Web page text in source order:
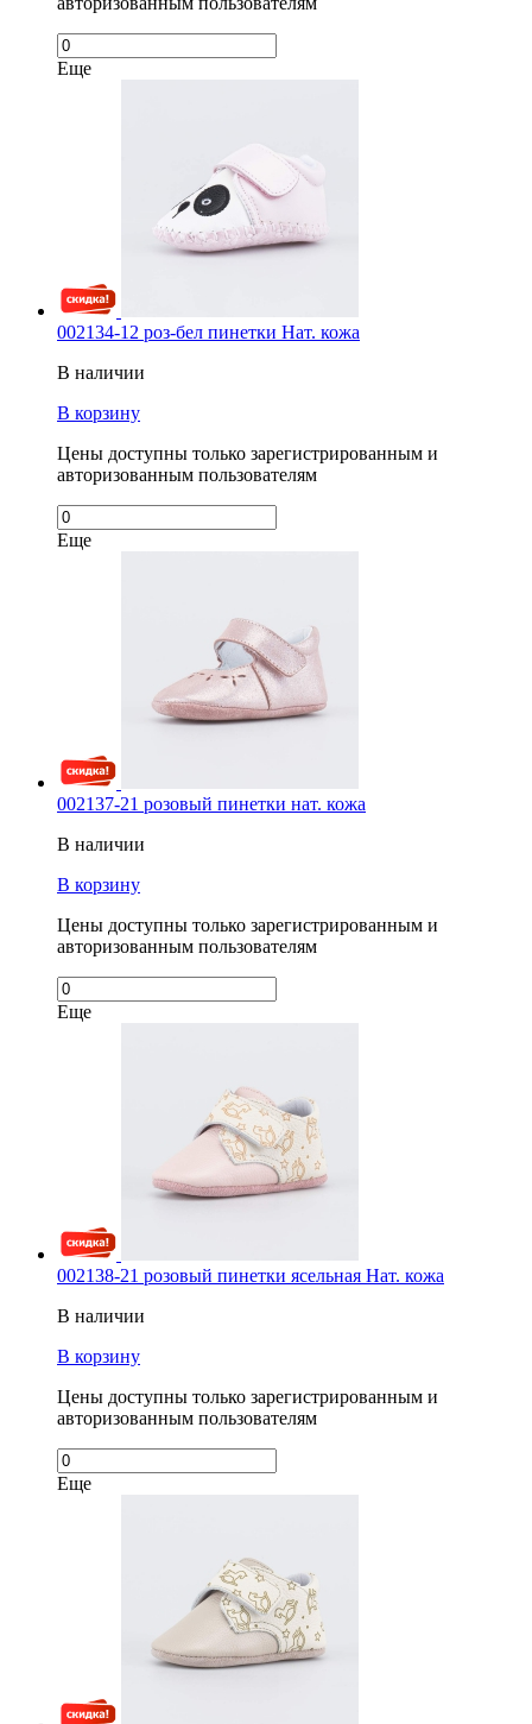
Еще
002134-12 роз-бел пинетки Нат. кожа
В наличии
В корзину
Цены доступны только зарегистрированным и
авторизованным пользователям
Еще
002137-21 розовый пинетки нат. кожа
В наличии
В корзину
Цены доступны только зарегистрированным и
авторизованным пользователям
Еще
002138-21 розовый пинетки ясельная Нат. кожа
В наличии
В корзину
Цены доступны только зарегистрированным и
авторизованным пользователям
Еще